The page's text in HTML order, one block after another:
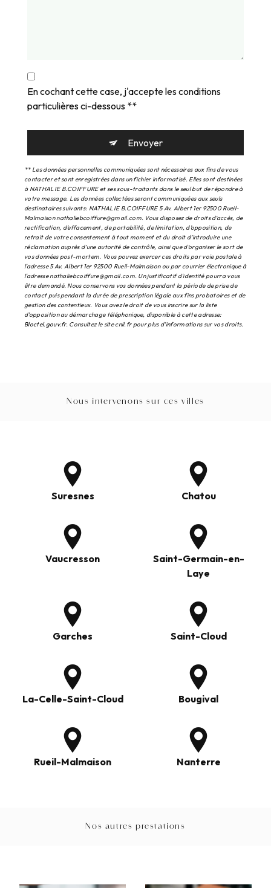
En cochant cette case, j'accepte les conditions
particulières ci-dessous **
Envoyer
** Les données personnelles communiquées sont nécessaires aux fins de vous
contacter et sont enregistrées dans un fichier informatisé. Elles sont destinées
à NATHALIE B.COIFFURE et ses sous-traitants dans le seul but de répondre à
votre message. Les données collectées seront communiquées aux seuls
destinataires suivants: NATHALIE B.COIFFURE 5 Av. Albert 1er 92500 Rueil-
Malmaison nathaliebcoiffure@gmail.com. Vous disposez de droits d’accès, de
rectification, d’effacement, de portabilité, de limitation, d’opposition, de
retrait de votre consentement à tout moment et du droit d’introduire une
réclamation auprès d’une autorité de contrôle, ainsi que d’organiser le sort de
vos données post-mortem. Vous pouvez exercer ces droits par voie postale à
l'adresse 5 Av. Albert 1er 92500 Rueil-Malmaison ou par courrier électronique à
l'adresse nathaliebcoiffure@gmail.com. Un justificatif d'identité pourra vous
être demandé. Nous conservons vos données pendant la période de prise de
contact puis pendant la durée de prescription légale aux fins probatoires et de
gestion des contentieux. Vous avez le droit de vous inscrire sur la liste
d'opposition au démarchage téléphonique, disponible à cette adresse:
Bloctel.gouv.fr. Consultez le site cnil.fr pour plus d’informations sur vos droits.
Nous intervenons sur ces villes
Suresnes Chatou
Vaucresson
Saint-Germain-en-
Laye
Garches Saint-Cloud
La-Celle-Saint-Cloud Bougival
Rueil-Malmaison Nanterre
Nos autres prestations